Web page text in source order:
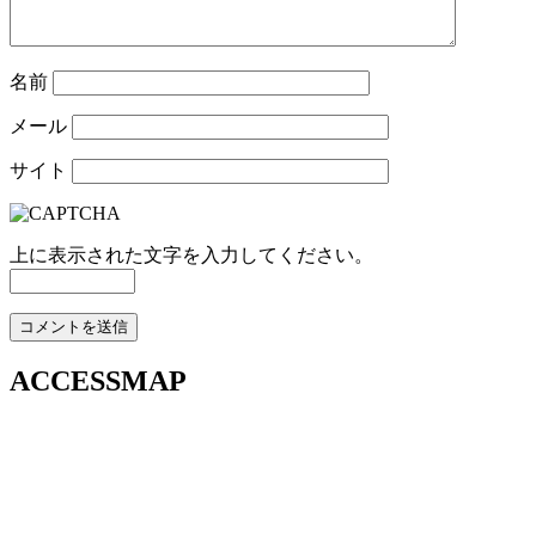
名前
メール
サイト
上に表示された文字を入力してください。
ACCESSMAP